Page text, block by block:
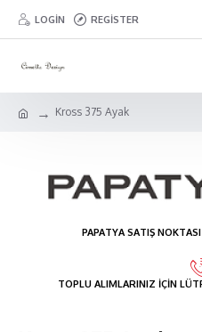
LOGIN REGISTER
Kross 375 Ayak
PAPATYA SATIŞ NOKTASI
TOPLU ALIMLARINIZ İÇİN